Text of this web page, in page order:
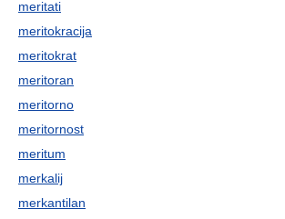
meritati
meritokracija
meritokrat
meritoran
meritorno
meritornost
meritum
merkalij
merkantilan